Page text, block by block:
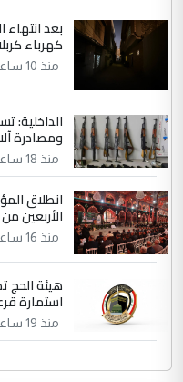
بعد انتهاء
كهرباء
منذ 10 ساعة
ومصادرة
منذ 18 ساعة
انطلاق
الأربعين
منذ 16 ساعة
هيئة الحج
استمارة
منذ 19 ساعة